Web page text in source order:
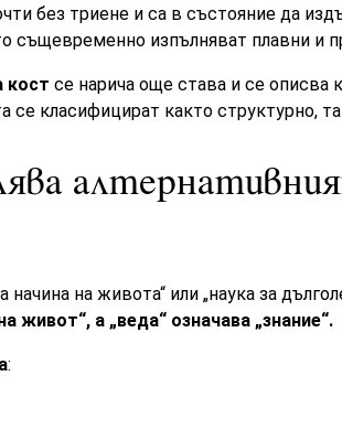
без триене и са в състояние да
същевременно изпълняват плавни и
кост се нарича още става и се описва
се класифицират както структурно,
на живота“ или „наука за
живот“, а „веда“ означава „знание“.
: